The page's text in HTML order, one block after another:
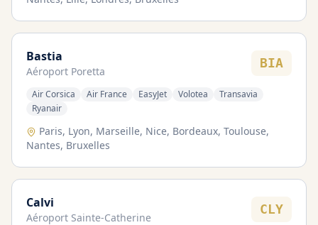
Bastia
Aéroport Poretta
BIA
Air Corsica Air France EasyJet Volotea
Transavia
Ryanair
Paris, Lyon, Marseille, Nice, Bordeaux, Toulouse,
Nantes, Bruxelles
Calvi
Aéroport Sainte-Catherine
CLY